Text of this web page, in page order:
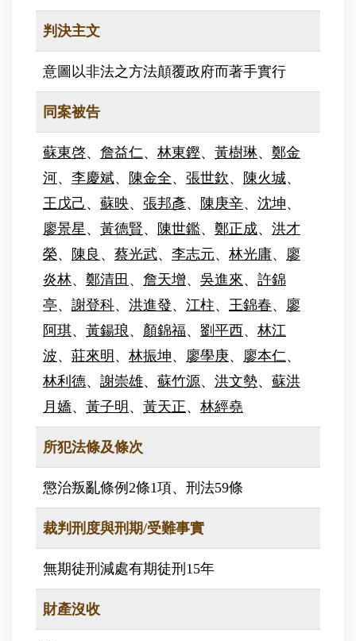
判決主文
意圖以非法之方法顛覆政府而著手實行
同案被告
蘇東啓、 詹益仁、 林東鏗、 黃樹琳、 鄭金
河、 李慶斌、 陳金全、 張世欽、 陳火城、
王戊己 、 蘇映、 張邦彥、 陳庚辛、 沈坤、
廖景星 、 黃德賢、 陳世鑑、 鄭正成、 洪才
榮、 陳良 、 蔡光武、 李志元、 林光庸、 廖
炎林、 鄭清田 、 詹天增、 吳進來、 許錦
亭、 謝登科、 洪進發、 江柱、 王錦春、 廖
阿琪、 黃鍚琅 、 顏錦福、 劉平西、 林江
波、 莊來明 、 林振坤、 廖學庚、 廖本仁、
林利德、 謝崇雄、 蘇竹源、 洪文勢、 蘇洪
月嬌、 黃子明 、 黃天正、 林經堯
所犯法條及條次
懲治叛亂條例2條1項、刑法59條
裁判刑度與刑期/受難事實
無期徒刑減處有期徒刑15年
財產沒收